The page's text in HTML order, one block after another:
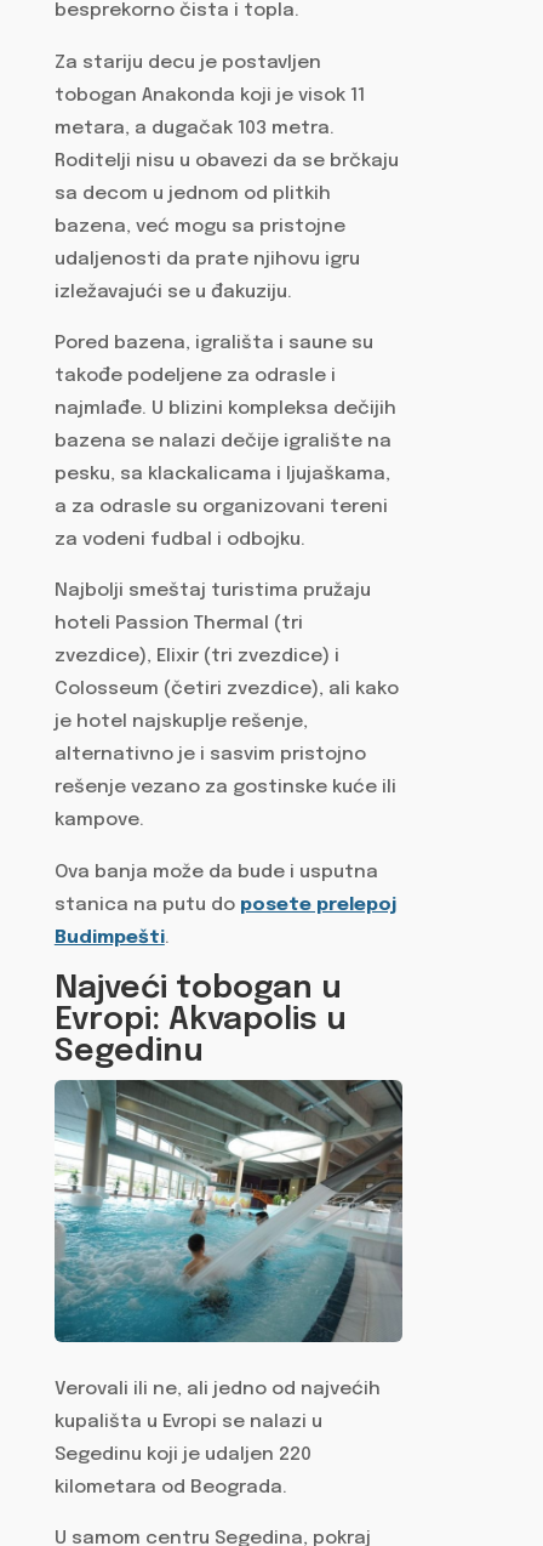
besprekorno čista i topla.
Za stariju decu je postavljen
tobogan Anakonda koji je visok 11
metara, a dugačak 103 metra.
Roditelji nisu u obavezi da se brčkaju
sa decom u jednom od plitkih
bazena, već mogu sa pristojne
udaljenosti da prate njihovu igru
izležavajući se u đakuziju.
Pored bazena, igrališta i saune su
takođe podeljene za odrasle i
najmlađe. U blizini kompleksa dečijih
bazena se nalazi dečije igralište na
pesku, sa klackalicama i ljujaškama,
a za odrasle su organizovani tereni
za vodeni fudbal i odbojku.
Najbolji smeštaj turistima pružaju
hoteli Passion Thermal (tri
zvezdice), Elixir (tri zvezdice) i
Colosseum (četiri zvezdice), ali kako
je hotel najskuplje rešenje,
alternativno je i sasvim pristojno
rešenje vezano za gostinske kuće ili
kampove.
Ova banja može da bude i usputna
stanica na putu do posete prelepoj
Budimpešti.
Najveći tobogan u
Evropi: Akvapolis u
Segedinu
Verovali ili ne, ali jedno od najvećih
kupališta u Evropi se nalazi u
Segedinu koji je udaljen 220
kilometara od Beograda.
U samom centru Segedina, pokraj